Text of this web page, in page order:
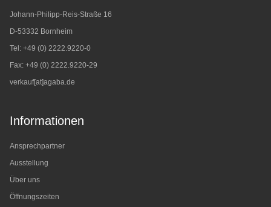
Johann-Philipp-Reis-Straße 16
D-53332 Bornheim
Tel: +49 (0) 2222.9220-0
Fax: +49 (0) 2222.9220-29
verkauf[at]agaba.de
Informationen
Ansprechpartner
Ausstellung
Über uns
Öffnungszeiten